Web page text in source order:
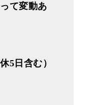
年程
て変動あ
5日含む）